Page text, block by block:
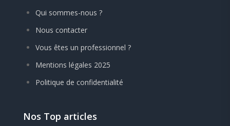
Qui sommes-nous ?
Nous contacter
Vous êtes un professionnel ?
Mentions légales 2025
Politique de confidentialité
Nos Top articles